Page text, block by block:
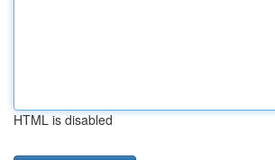
HTML is disabled